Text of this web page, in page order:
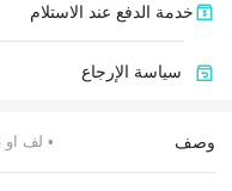
خدمة الدفع عند الاستلام
سياسة الإرجاع
وصف • لف او